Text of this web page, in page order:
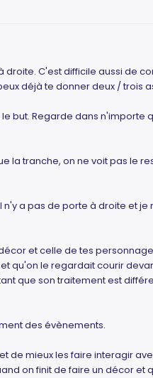
C'est difficile aussi de
déjà te donner deux / trois
but. Regarde dans n'importe
tranche, on ne voit pas le
a pas de porte à droite et
et celle de tes
qu'on le regardait courir
que son traitement est
des évènements.
mieux les faire interagir
on finit de faire un décor et